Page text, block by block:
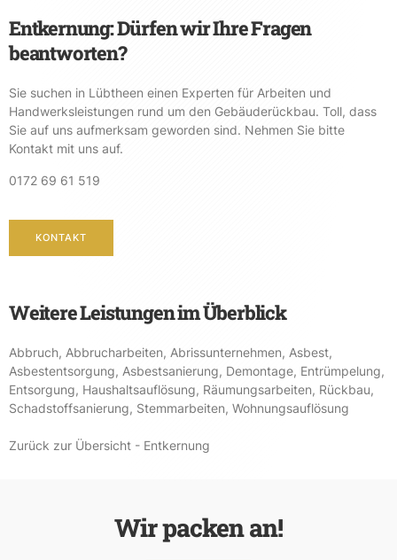
Entkernung: Dürfen wir Ihre Fragen
beantworten?
Sie suchen in Lübtheen einen Experten für Arbeiten und
Handwerksleistungen rund um den Gebäuderückbau. Toll, dass
Sie auf uns aufmerksam geworden sind. Nehmen Sie bitte
Kontakt mit uns auf.
0172 69 61 519
KONTAKT
Weitere Leistungen im Überblick
Abbruch, Abbrucharbeiten, Abrissunternehmen, Asbest,
Asbestentsorgung, Asbestsanierung, Demontage, Entrümpelung,
Entsorgung, Haushaltsauflösung, Räumungsarbeiten, Rückbau,
Schadstoffsanierung, Stemmarbeiten, Wohnungsauflösung
Zurück zur Übersicht - Entkernung
Wir packen an!